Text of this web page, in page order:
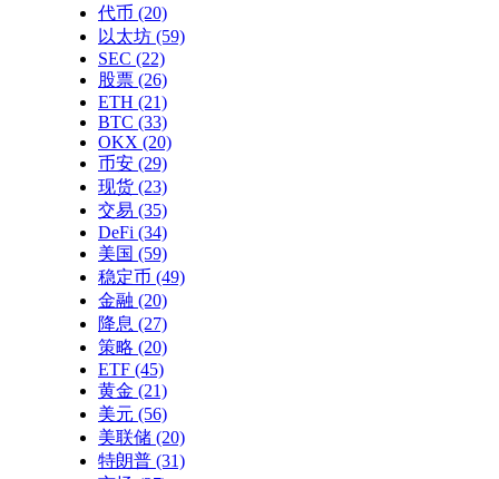
代币 (20)
以太坊 (59)
SEC (22)
股票 (26)
ETH (21)
BTC (33)
OKX (20)
币安 (29)
现货 (23)
交易 (35)
DeFi (34)
美国 (59)
稳定币 (49)
金融 (20)
降息 (27)
策略 (20)
ETF (45)
黄金 (21)
美元 (56)
美联储 (20)
特朗普 (31)